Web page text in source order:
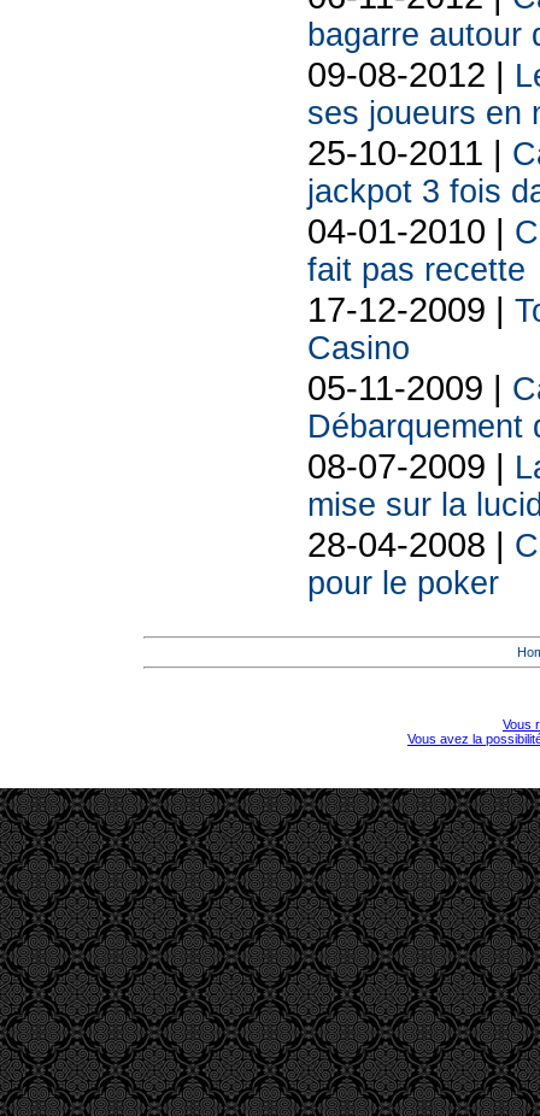
bagarre autour
09-08-2012 |
ses joueurs en
25-10-2011 |
jackpot 3 fois
04-01-2010 |
fait pas recette
17-12-2009 |
Casino
05-11-2009 |
Débarquement
08-07-2009 |
mise sur la
28-04-2008 |
pour le poker
Vous
Vous avez la